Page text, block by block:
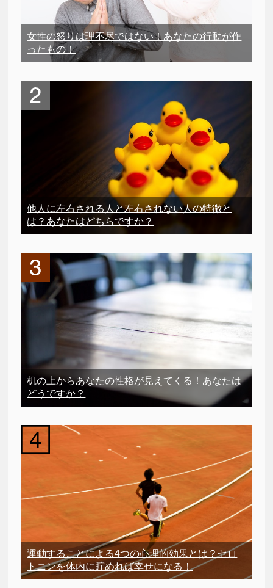
女性の怒りは理不尽ではない！あなたの行動が作
ったもの！
他人に左右される人と左右されない人の特徴と
は？あなたはどちらですか？
机の上からあなたの性格が見えてくる！あなたは
どうですか？
運動することによる4つの心理的効果とは？セロ
トニンを体内に貯めれば幸せになる！